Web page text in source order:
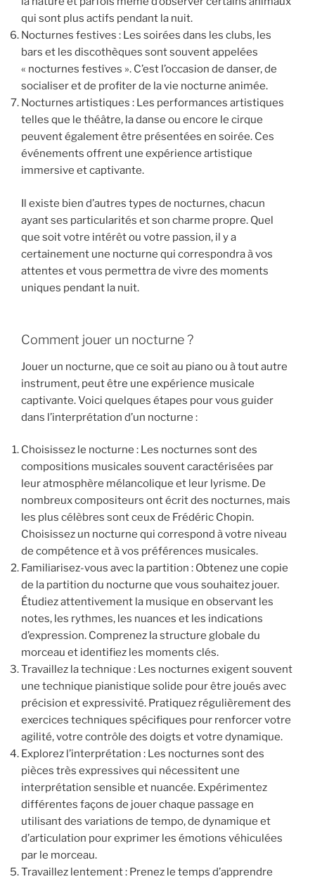
qui sont plus actifs pendant la nuit.
Nocturnes festives : Les soirées dans les clubs, les
bars et les discothèques sont souvent appelées
« nocturnes festives ». C’est l’occasion de danser, de
socialiser et de profiter de la vie nocturne animée.
Nocturnes artistiques : Les performances artistiques
telles que le théâtre, la danse ou encore le cirque
peuvent également être présentées en soirée. Ces
événements offrent une expérience artistique
immersive et captivante.
Il existe bien d’autres types de nocturnes, chacun
ayant ses particularités et son charme propre. Quel
que soit votre intérêt ou votre passion, il y a
certainement une nocturne qui correspondra à vos
attentes et vous permettra de vivre des moments
uniques pendant la nuit.
Comment jouer un nocturne ?
Jouer un nocturne, que ce soit au piano ou à tout autre
instrument, peut être une expérience musicale
captivante. Voici quelques étapes pour vous guider
dans l’interprétation d’un nocturne :
Choisissez le nocturne : Les nocturnes sont des
compositions musicales souvent caractérisées par
leur atmosphère mélancolique et leur lyrisme. De
nombreux compositeurs ont écrit des nocturnes, mais
les plus célèbres sont ceux de Frédéric Chopin.
Choisissez un nocturne qui correspond à votre niveau
de compétence et à vos préférences musicales.
Familiarisez-vous avec la partition : Obtenez une copie
de la partition du nocturne que vous souhaitez jouer.
Étudiez attentivement la musique en observant les
notes, les rythmes, les nuances et les indications
d’expression. Comprenez la structure globale du
morceau et identifiez les moments clés.
Travaillez la technique : Les nocturnes exigent souvent
une technique pianistique solide pour être joués avec
précision et expressivité. Pratiquez régulièrement des
exercices techniques spécifiques pour renforcer votre
agilité, votre contrôle des doigts et votre dynamique.
Explorez l’interprétation : Les nocturnes sont des
pièces très expressives qui nécessitent une
interprétation sensible et nuancée. Expérimentez
différentes façons de jouer chaque passage en
utilisant des variations de tempo, de dynamique et
d’articulation pour exprimer les émotions véhiculées
par le morceau.
Travaillez lentement : Prenez le temps d’apprendre